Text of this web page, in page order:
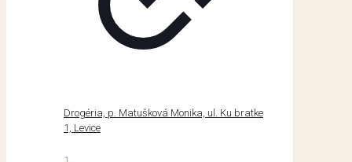
Drogéria, p. Matušková Monika, ul. Ku bratke
1, Levice